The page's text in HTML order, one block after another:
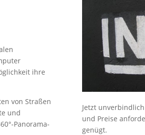
ihre
von Straßen
und
Panorama-
Jetzt
und Preise
genügt.